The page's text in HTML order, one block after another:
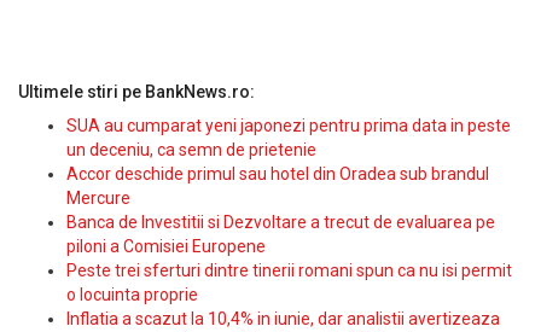
Ultimele stiri pe BankNews.ro:
SUA au cumparat yeni japonezi pentru prima data in peste
un deceniu, ca semn de prietenie
Accor deschide primul sau hotel din Oradea sub brandul
Mercure
Banca de Investitii si Dezvoltare a trecut de evaluarea pe
piloni a Comisiei Europene
Peste trei sferturi dintre tinerii romani spun ca nu isi permit
o locuinta proprie
Inflatia a scazut la 10,4% in iunie, dar analistii avertizeaza